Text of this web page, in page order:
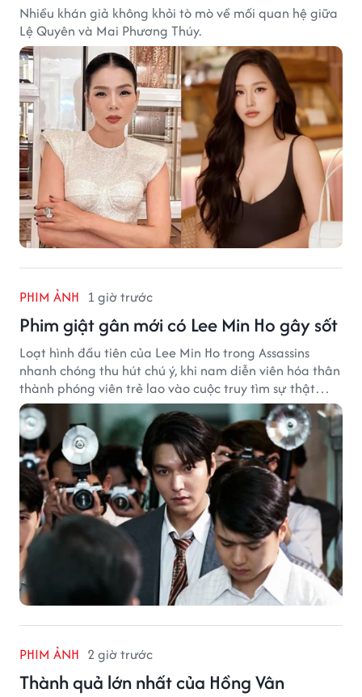
Nhiều khán giả không khỏi tò mò về mối quan hệ giữa
Lệ Quyên và Mai Phương Thúy.
PHIM ẢNH 1 giờ trước
Phim giật gân mới có Lee Min Ho gây sốt
Loạt hình đầu tiên của Lee Min Ho trong Assassins
nhanh chóng thu hút chú ý, khi nam diễn viên hóa thân
thành phóng viên trẻ lao vào cuộc truy tìm sự thật
phía sau một vụ ám sát gây chấn động Hàn Quốc.
PHIM ẢNH 2 giờ trước
Thành quả lớn nhất của Hồng Vân